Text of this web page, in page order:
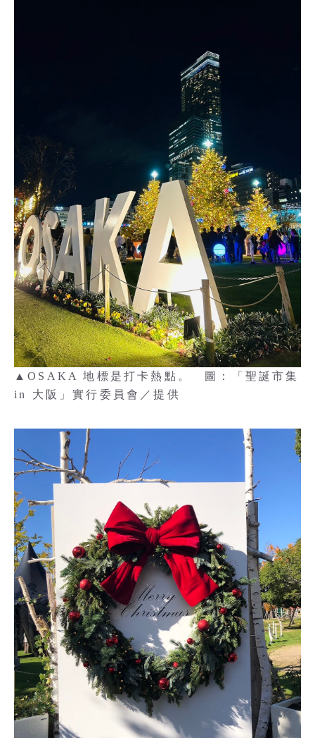
▲OSAKA 地標是打卡熱點。 圖：「聖誕市集
in 大阪」實行委員會／提供